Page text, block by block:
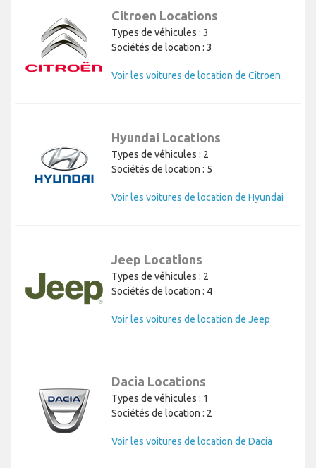
Citroen Locations
Types de véhicules : 3
Sociétés de location : 3
Voir les voitures de location de Citroen
Hyundai Locations
Types de véhicules : 2
Sociétés de location : 5
Voir les voitures de location de Hyundai
Jeep Locations
Types de véhicules : 2
Sociétés de location : 4
Voir les voitures de location de Jeep
Dacia Locations
Types de véhicules : 1
Sociétés de location : 2
Voir les voitures de location de Dacia